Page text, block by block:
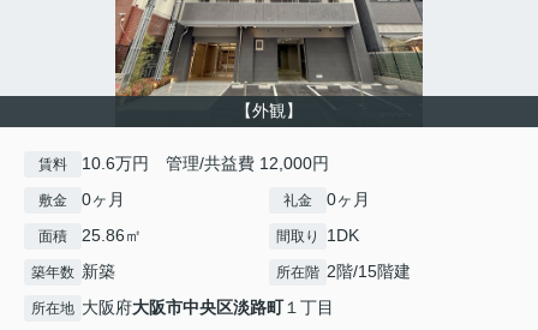
【外観】
賃料 10.6万円 管理/共益費 12,000円
敷金 0ヶ月 礼金 0ヶ月
面積 25.86㎡ 間取り 1DK
築年数 新築 所在階 2階/15階建
所在地 大阪府大阪市中央区淡路町１丁目